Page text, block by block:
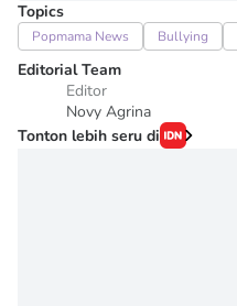
Topics
Popmama News Bullying
Editorial Team
Editor
Novy Agrina
Tonton lebih seru di